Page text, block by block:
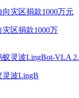
区捐款1000万
灵波LingB